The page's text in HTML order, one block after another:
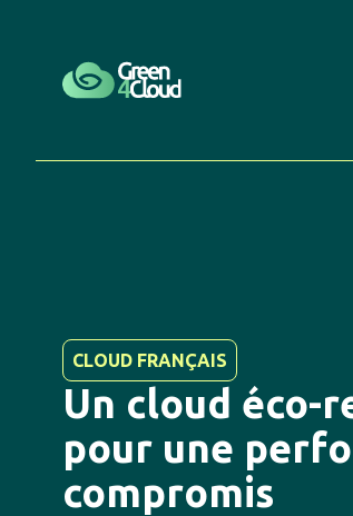
CLOUD FRANÇAIS
Un cloud éco-
pour une
compromis